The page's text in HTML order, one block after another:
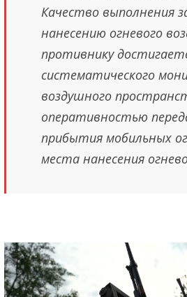
Качество выполнения
нанесению огневого
противнику
систематического
воздушного
оперативностью
прибытия мобильных
места нанесения